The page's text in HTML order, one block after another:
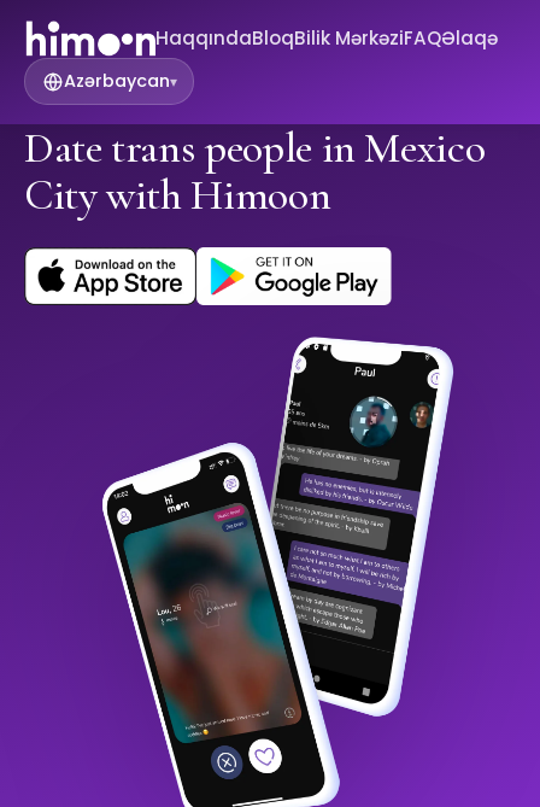
HaqqındaBloqBilik MərkəziFAQƏlaqə
Azərbaycan▾
Date trans people in Mexico
City with Himoon